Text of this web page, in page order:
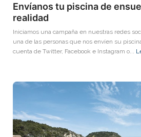
Envíanos tu piscina de
realidad
Iniciamos una campaña en nuestras redes
una de las personas que nos envíen su
cuenta de Twitter, Facebook e Instagram o...